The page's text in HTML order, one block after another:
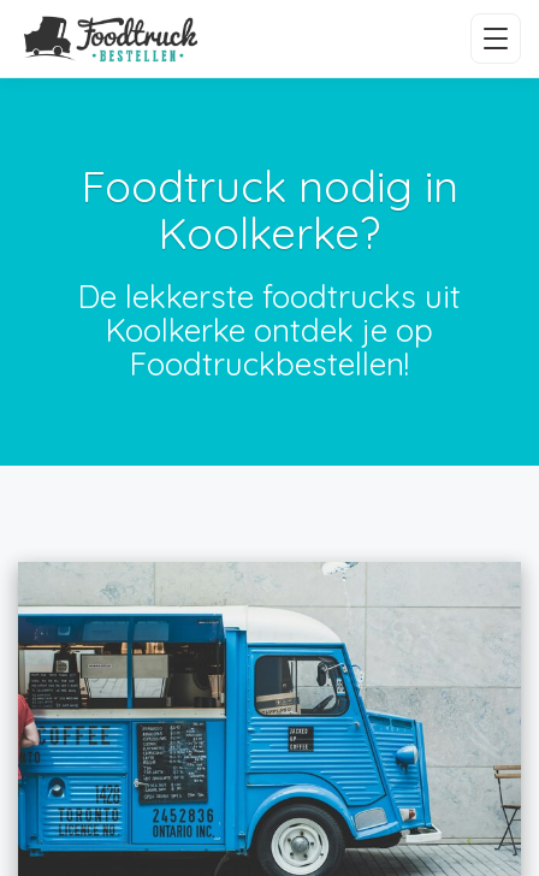
Foodtruck nodig in
Koolkerke?
De lekkerste foodtrucks uit
Koolkerke ontdek je op
Foodtruckbestellen!